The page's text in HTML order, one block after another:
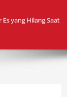
yang Hilang Saat